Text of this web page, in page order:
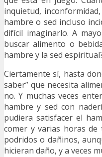
inquietud,
hambre o sed incluso
difícil imaginarlo. A
buscar alimento o
hambre y la sed
Ciertamente sí, hasta
saber” que necesita
no. Y muchas veces
hambre y sed con
pudiera satisfacer el
comer y varias horas
podridos o dañinos,
hicieran daño, y a veces